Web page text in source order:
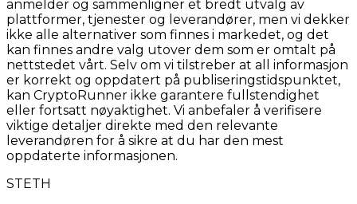
anmelder og sammenligner et bredt utvalg av
plattformer, tjenester og leverandører, men vi dekker
ikke alle alternativer som finnes i markedet, og det
kan finnes andre valg utover dem som er omtalt på
nettstedet vårt. Selv om vi tilstreber at all informasjon
er korrekt og oppdatert på publiseringstidspunktet,
kan CryptoRunner ikke garantere fullstendighet
eller fortsatt nøyaktighet. Vi anbefaler å verifisere
viktige detaljer direkte med den relevante
leverandøren for å sikre at du har den mest
oppdaterte informasjonen.
STETH